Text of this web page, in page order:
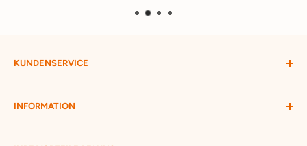
KUNDENSERVICE
Mein Konto
Widerruf starten
Bestellung verfolgen
INFORMATION
Versandbedingungen